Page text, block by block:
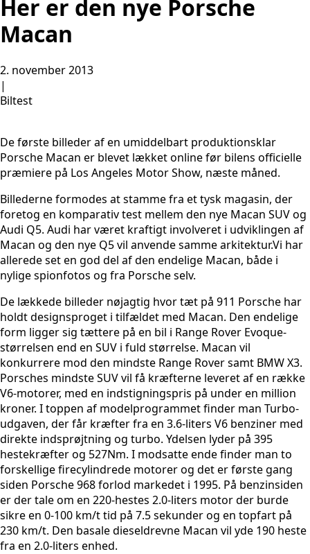
Her er den nye Porsche
Macan
2. november 2013
|
Biltest
De første billeder af en umiddelbart produktionsklar
Porsche Macan er blevet lækket online før bilens officielle
præmiere på Los Angeles Motor Show, næste måned.
Billederne formodes at stamme fra et tysk magasin, der
foretog en komparativ test mellem den nye Macan SUV og
Audi Q5. Audi har været kraftigt involveret i udviklingen af
Macan og den nye Q5 vil anvende samme arkitektur.Vi har
allerede set en god del af den endelige Macan, både i
nylige spionfotos og fra Porsche selv.
De lækkede billeder nøjagtig hvor tæt på 911 Porsche har
holdt designsproget i tilfældet med Macan. Den endelige
form ligger sig tættere på en bil i Range Rover Evoque-
størrelsen end en SUV i fuld størrelse. Macan vil
konkurrere mod den mindste Range Rover samt BMW X3.
Porsches mindste SUV vil få kræfterne leveret af en række
V6-motorer, med en indstigningspris på under en million
kroner. I toppen af modelprogrammet finder man Turbo-
udgaven, der får kræfter fra en 3.6-liters V6 benziner med
direkte indsprøjtning og turbo. Ydelsen lyder på 395
hestekræfter og 527Nm. I modsatte ende finder man to
forskellige firecylindrede motorer og det er første gang
siden Porsche 968 forlod markedet i 1995. På benzinsiden
er der tale om en 220-hestes 2.0-liters motor der burde
sikre en 0-100 km/t tid på 7.5 sekunder og en topfart på
230 km/t. Den basale dieseldrevne Macan vil yde 190 heste
fra en 2.0-liters enhed.